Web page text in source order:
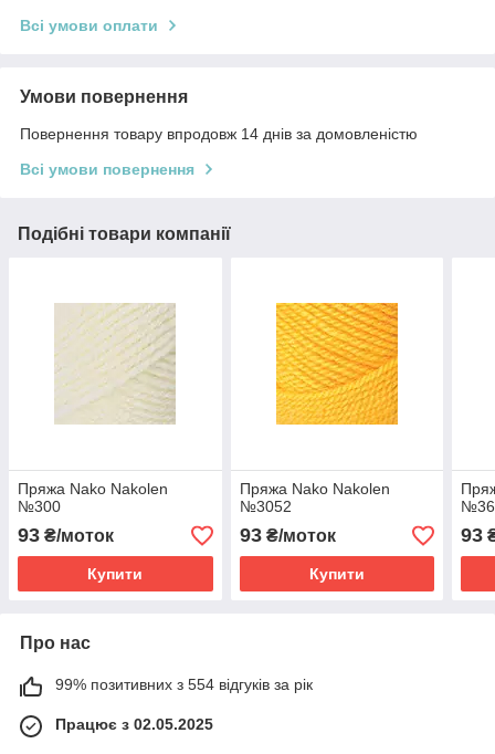
Всі умови оплати
Умови повернення
Повернення товару впродовж 14 днів за домовленістю
Всі умови повернення
Подібні товари компанії
Пряжа Nako Nakolen
№300
93 ₴/моток
Купити
Пряжа Nako Nakolen
№3052
93₴/моток
Купити
93
Про нас
99% позитивних з 554 відгуків за рік
Працює з 02.05.2025